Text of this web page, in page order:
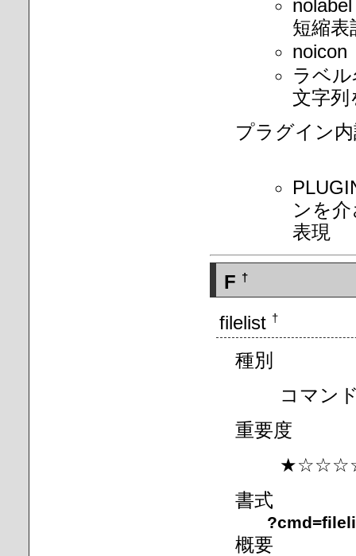
短縮表
noicon
ラベ
文字列
プラグイン
ンを
表現
F †
filelist †
種別
コマン
重要度
書式
概要